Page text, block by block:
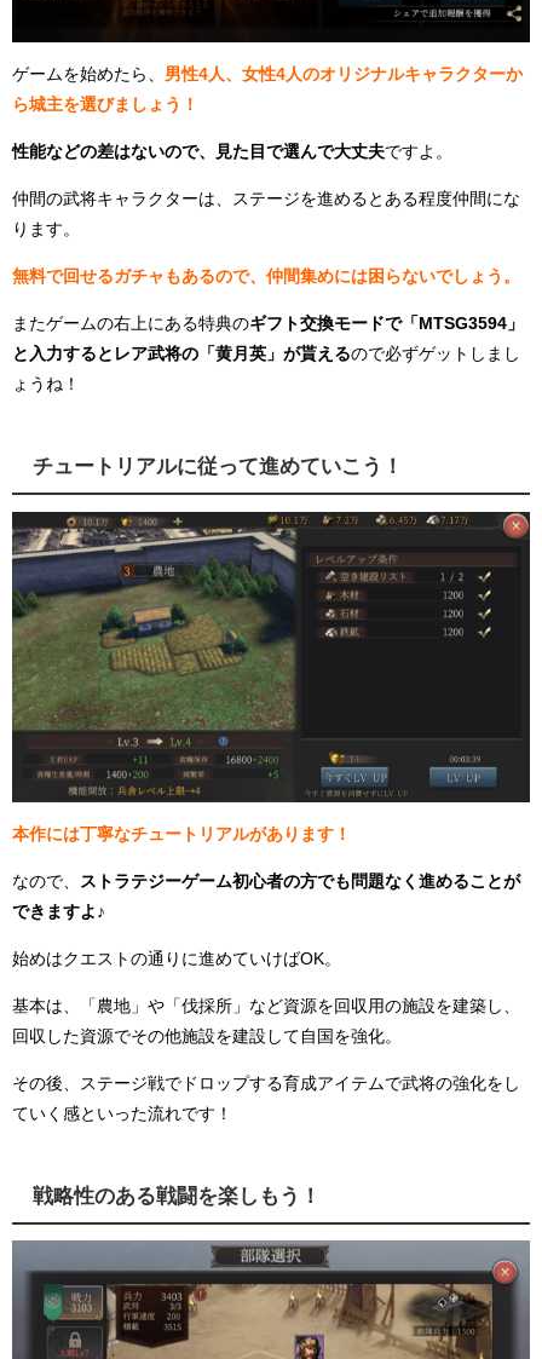
ゲームを始めたら、 男性4人、女性4人のオリジナルキャラクターか
ら城主を選びましょう！
性能などの差はないので、見た目で選んで大丈夫ですよ。
仲間の武将キャラクターは、ステージを進めるとある程度仲間にな
ります。
無料で回せるガチャもあるので、仲間集めには困らないでしょう。
またゲームの右上にある特典のギフト交換モードで「MTSG3594」
と入力するとレア武将の「黄月英」が貰えるので必ずゲットしまし
ょうね！
チュートリアルに従って進めていこう！
本作には丁寧なチュートリアルがあります！
なので、
ストラテジーゲーム初心者の方でも問題なく進めることが
できますよ♪
始めはクエストの通りに進めていけばOK。
基本は、「農地」や「伐採所」など資源を回収用の施設を建築し、
回収した資源でその他施設を建設して自国を強化。
その後、ステージ戦でドロップする育成アイテムで武将の強化をし
ていく感といった流れです！
戦略性のある戦闘を楽しもう！